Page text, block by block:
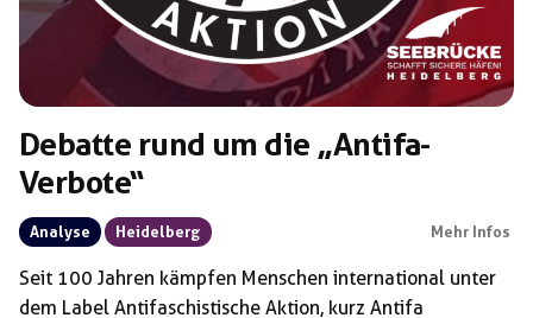
Debatte rund um die „Antifa-
Verbote“
Analyse Heidelberg Mehr Infos
Seit 100 Jahren kämpfen Menschen international unter
dem Label Antifaschistische Aktion, kurz Antifa